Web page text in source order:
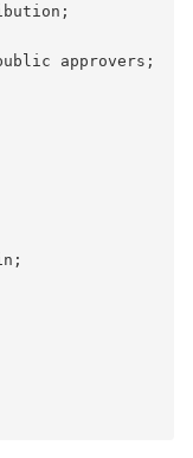
approvers;